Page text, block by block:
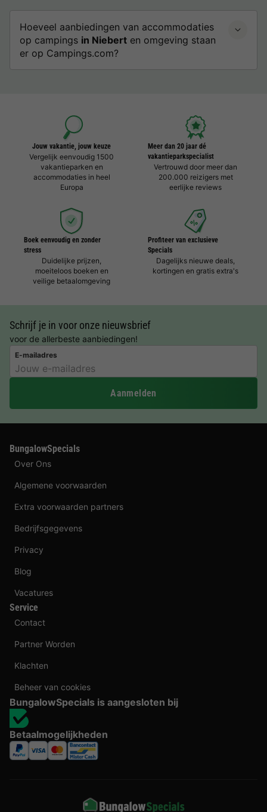
Hoeveel aanbiedingen van accommodaties
op campings in Niebert en omgeving staan
er op Campings.com?
Jouw vakantie, jouw keuze
Vergelijk eenvoudig 1500
vakantieparken en
accommodaties in heel
Europa
Meer dan 20 jaar dé
vakantieparkspecialist
Vertrouwd door meer dan
200.000 reizigers met
eerlijke reviews
Boek eenvoudig en zonder
stress
Duidelijke prijzen,
moeiteloos boeken en
veilige betaalomgeving
Profiteer van exclusieve
Specials
Dagelijks nieuwe deals,
kortingen en gratis extra's
Schrijf je in voor onze nieuwsbrief
voor de allerbeste aanbiedingen!
E-mailadres
Aanmelden
BungalowSpecials
Over Ons
Algemene voorwaarden
Extra voorwaarden partners
Bedrijfsgegevens
Privacy
Blog
Vacatures
Service
Contact
Partner Worden
Klachten
Beheer van cookies
BungalowSpecials is aangesloten bij
Betaalmogelijkheden